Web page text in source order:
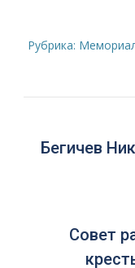
Рубрика:
по
Бегичев
Совет